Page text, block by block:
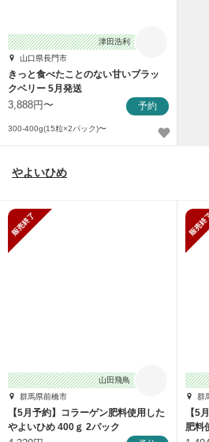
津田浩利
山口県長門市
きっと食べたことのない甘いブラッ
クベリー 5月発送
3,888円〜 予約
300-400g(15粒×2パック)〜
やよいひめ
山田飛鳥
群馬県前橋市
【5月予約】コラーゲン肥料使用した
やよいひめ 400ｇ 2パック
群
【5
肥料